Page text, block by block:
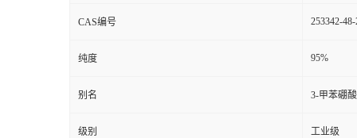
CAS编号 253342-48-
纯度 95%
别名 3-甲苯硼
级别 工业级